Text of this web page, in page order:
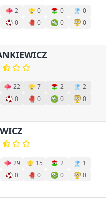
2 0 0
0
0 0 0
0
22 7 2
2
0 0 0
0
29 15 2
1
0 0 0
0